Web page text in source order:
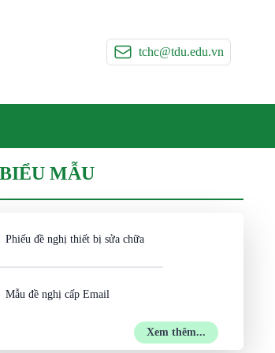
tchc@tdu.edu.vn
BIỂU MẪU
Phiếu đề nghị thiết bị sửa chữa
Mẫu đề nghị cấp Email
Xem thêm...